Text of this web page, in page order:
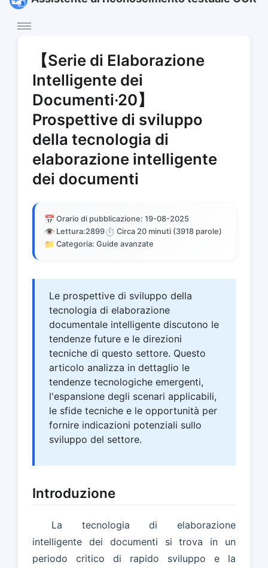
【Serie di Elaborazione
Intelligente dei
Documenti·20】
Prospettive di sviluppo
della tecnologia di
elaborazione intelligente
dei documenti
📅 Orario di pubblicazione: 19-08-2025
👁️ Lettura:2899⏱️ Circa 20 minuti (3918 parole)
📁 Categoria: Guide avanzate
Le prospettive di sviluppo della
tecnologia di elaborazione
documentale intelligente discutono le
tendenze future e le direzioni
tecniche di questo settore. Questo
articolo analizza in dettaglio le
tendenze tecnologiche emergenti,
l'espansione degli scenari applicabili,
le sfide tecniche e le opportunità per
fornire indicazioni potenziali sullo
sviluppo del settore.
Introduzione
La tecnologia di elaborazione
intelligente dei documenti si trova in un
periodo critico di rapido sviluppo e la